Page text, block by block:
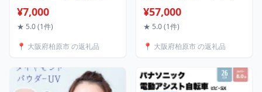
イズ 1箱 2箱 4箱 8箱 セッ
ト 日本製 圧縮袋 圧縮 ふと
ャック 布団 ふとん 掛け 敷
柏原市 お届け：※入金確
認後1週間ほどで発送
¥7,000
★ 5.0 (1件)
📍 大阪府柏原市 の返礼品
せ セット 酒 お酒 メルロー
シャルドネ お楽しみ 国産
¥57,000
★ 5.0 (1件)
📍 大阪府柏原市 の返礼品